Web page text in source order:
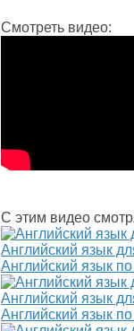
Смотреть видео:
С этим видео
Английский язык
Английский язык
Английский язык
Английский язык